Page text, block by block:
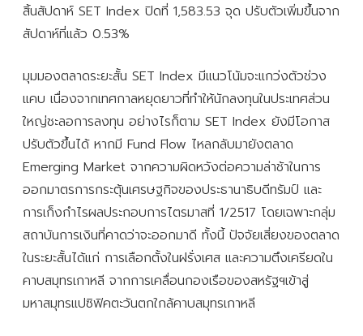
สิ้นสัปดาห์ SET Index ปิดที่ 1,583.53 จุด ปรับตัวเพิ่มขึ้นจาก
สัปดาห์ที่แล้ว 0.53%
มุมมองตลาดระยะสั้น SET Index มีแนวโน้มจะแกว่งตัวช่วง
แคบ เนื่องจากเทศกาลหยุดยาวที่ทำให้นักลงทุนในประเทศส่วน
ใหญ่ชะลอการลงทุน อย่างไรก็ตาม SET Index ยังมีโอกาส
ปรับตัวขึ้นได้ หากมี Fund Flow ไหลกลับมายังตลาด
Emerging Market จากความผิดหวังต่อความล่าช้าในการ
ออกมาตรการกระตุ้นเศรษฐกิจของประธานาธิบดีทรัมป์ และ
การเก็งกำไรผลประกอบการไตรมาสที่ 1/2517 โดยเฉพาะกลุ่ม
สถาบันการเงินที่คาดว่าจะออกมาดี ทั้งนี้ ปัจจัยเสี่ยงของตลาด
ในระยะสั้นได้แก่ การเลือกตั้งในฝรั่งเศส และความตึงเครียดใน
คาบสมุทรเกาหลี จากการเคลื่อนกองเรือของสหรัฐฯเข้าสู่
มหาสมุทรแปซิฟิคตะวันตกใกล้คาบสมุทรเกาหลี